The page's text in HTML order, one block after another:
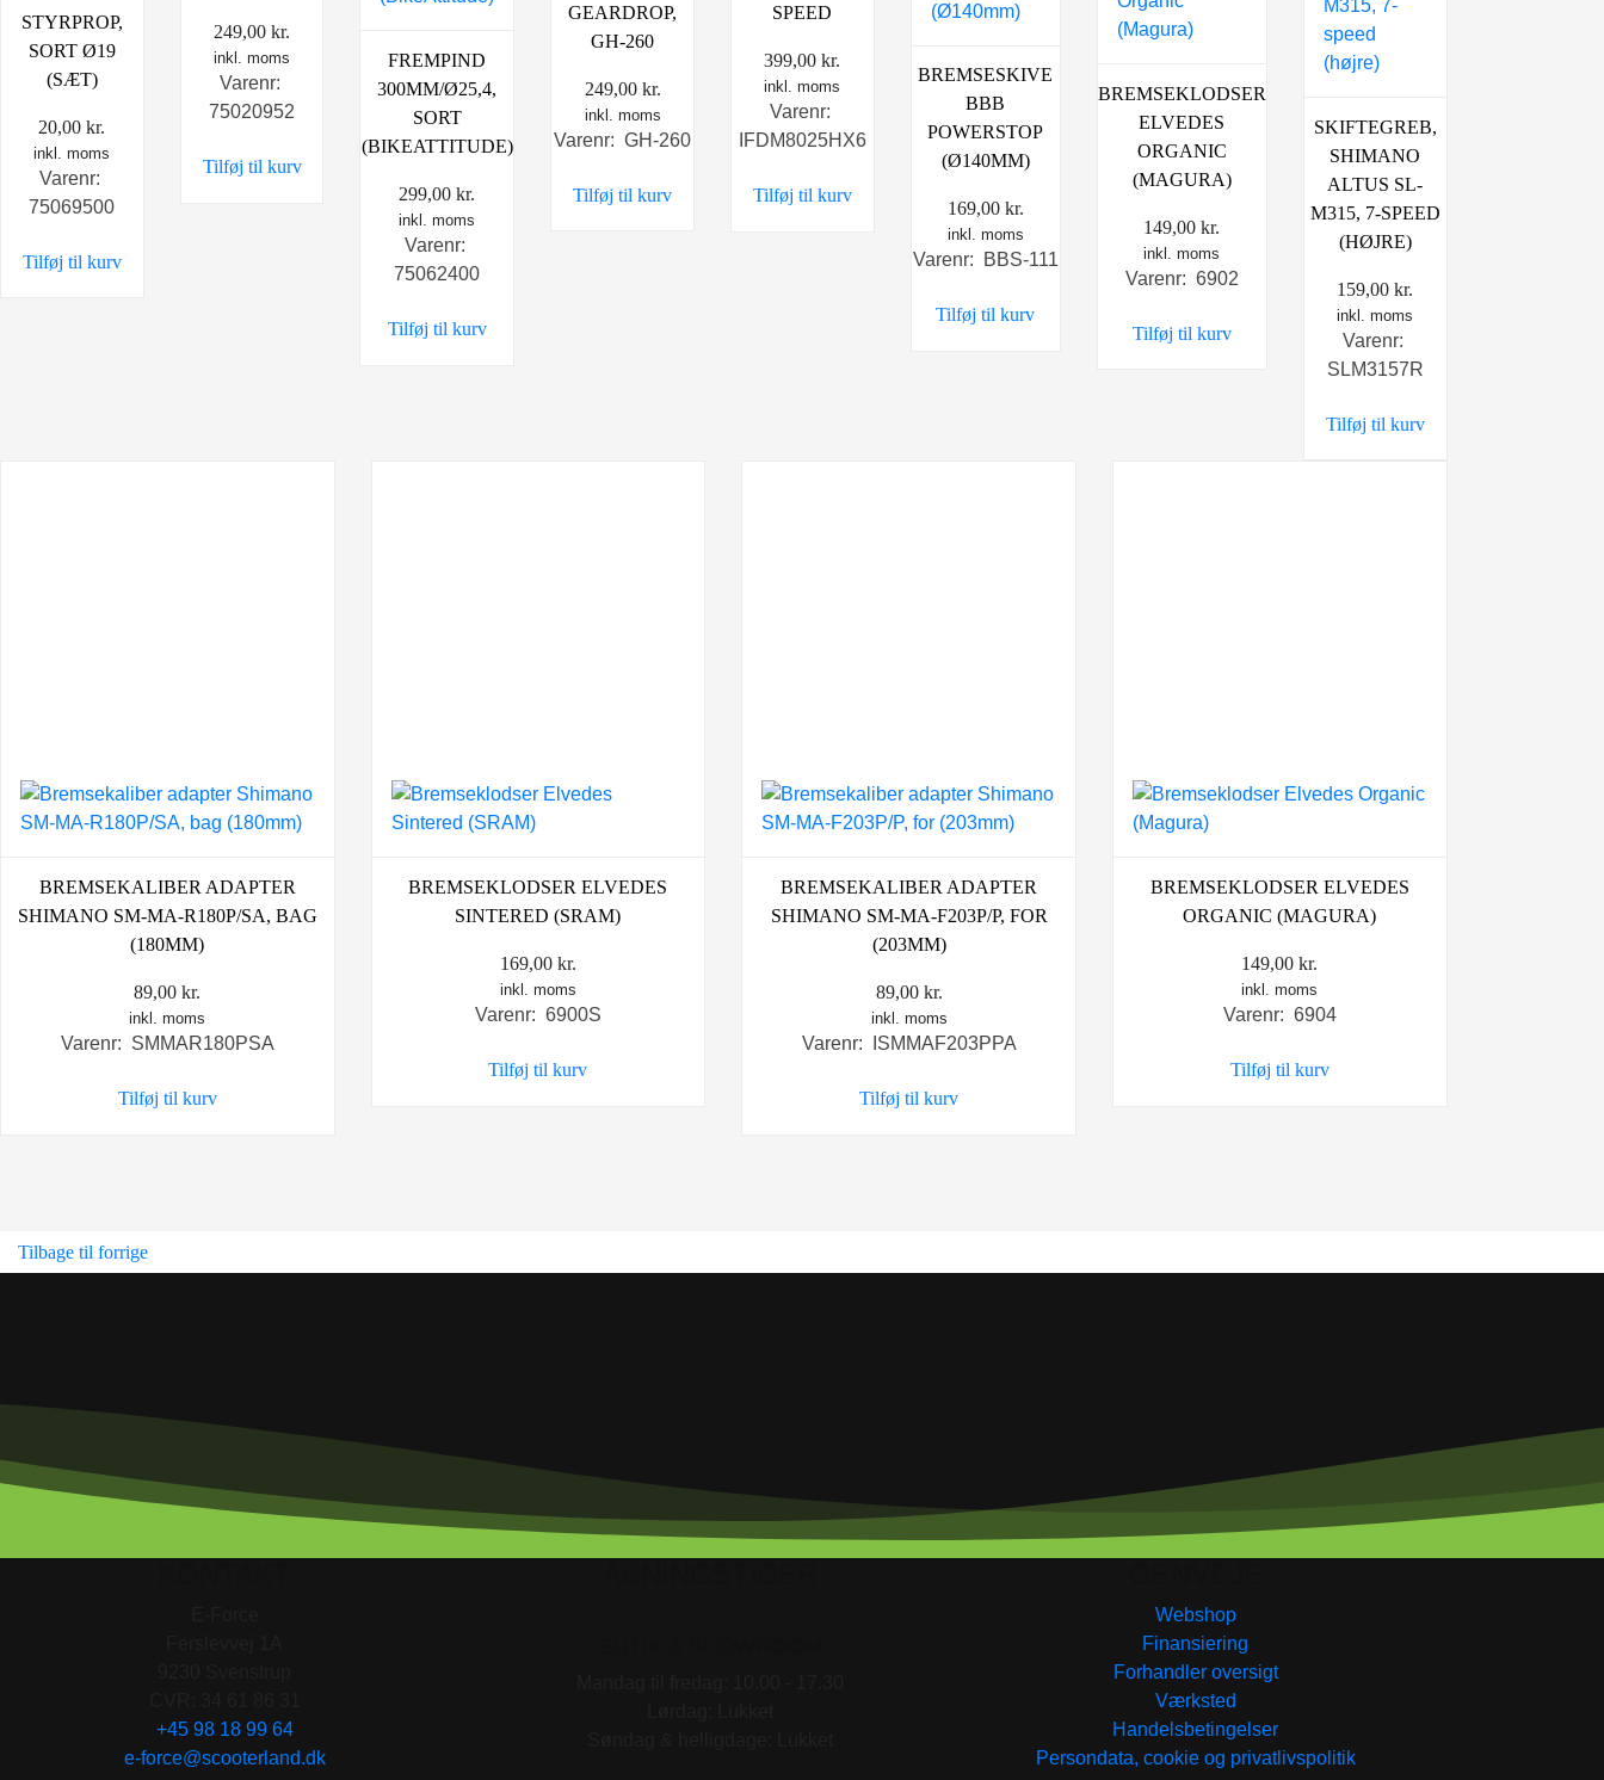
STYRPROP,
SORT Ø19
(SÆT)
20,00kr.
inkl. moms
Varenr:
75069500
Tilføj til kurv
249,00kr.
inkl. moms
Varenr:
75020952
Tilføj til kurv
FREMPIND
300MM/Ø25,4,
SORT
(BIKEATTITUDE)
299,00kr.
inkl. moms
Varenr:
75062400
Tilføj til kurv
GEARDROP,
GH-260
249,00 kr.
inkl. moms
Varenr: GH-260
Tilføj til kurv
SPEED
399,00kr.
inkl. moms
Varenr:
IFDM8025HX6
Tilføj til kurv
BREMSESKIVE
BBB
POWERSTOP
(Ø140MM)
169,00 kr.
inkl. moms
Varenr: BBS-111
Tilføj til kurv
BREMSEKLODSER
ELVEDES
ORGANIC
(MAGURA)
149,00kr.
inkl. moms
Varenr: 6902
Tilføj til kurv
SKIFTEGREB,
SHIMANO
ALTUS SL-
M315, 7-SPEED
(HØJRE)
159,00kr.
inkl. moms
Varenr:
SLM3157R
Tilføj til kurv
BREMSEKALIBER ADAPTER
SHIMANO SM-MA-R180P/SA, BAG
(180MM)
89,00kr.
inkl. moms
Varenr: SMMAR180PSA
Tilføj til kurv
BREMSEKLODSER ELVEDES
SINTERED (SRAM)
169,00 kr.
inkl. moms
Varenr: 6900S
Tilføj til kurv
BREMSEKALIBER ADAPTER
SHIMANO SM-MA-F203P/P, FOR
(203MM)
89,00 kr.
inkl. moms
Varenr: ISMMAF203PPA
Tilføj til kurv
BREMSEKLODSER ELVEDES
ORGANIC (MAGURA)
149,00kr.
inkl. moms
Varenr: 6904
Tilføj til kurv
Tilbage til forrige
+45 98 18 99 64
e-force@scooterland.dk
Webshop
Finansiering
Forhandler oversigt
Værksted
Handelsbetingelser
Persondata, cookie og privatlivspolitik